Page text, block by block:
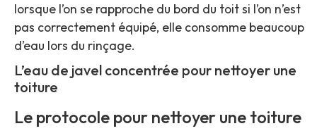
lorsque l’on se rapproche du bord du toit si l’on n’est
pas correctement équipé, elle consomme beaucoup
d’eau lors du rinçage.
L’eau de javel concentrée pour nettoyer une
toiture
Le protocole pour nettoyer une toiture